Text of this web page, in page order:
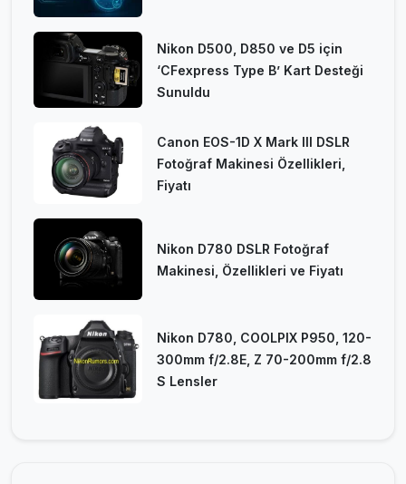
Nikon D500, D850 ve D5 için
‘CFexpress Type B’ Kart Desteği
Sunuldu
Canon EOS-1D X Mark III DSLR
Fotoğraf Makinesi Özellikleri,
Fiyatı
Nikon D780 DSLR Fotoğraf
Makinesi, Özellikleri ve Fiyatı
Nikon D780, COOLPIX P950, 120-
300mm f/2.8E, Z 70-200mm f/2.8
S Lensler